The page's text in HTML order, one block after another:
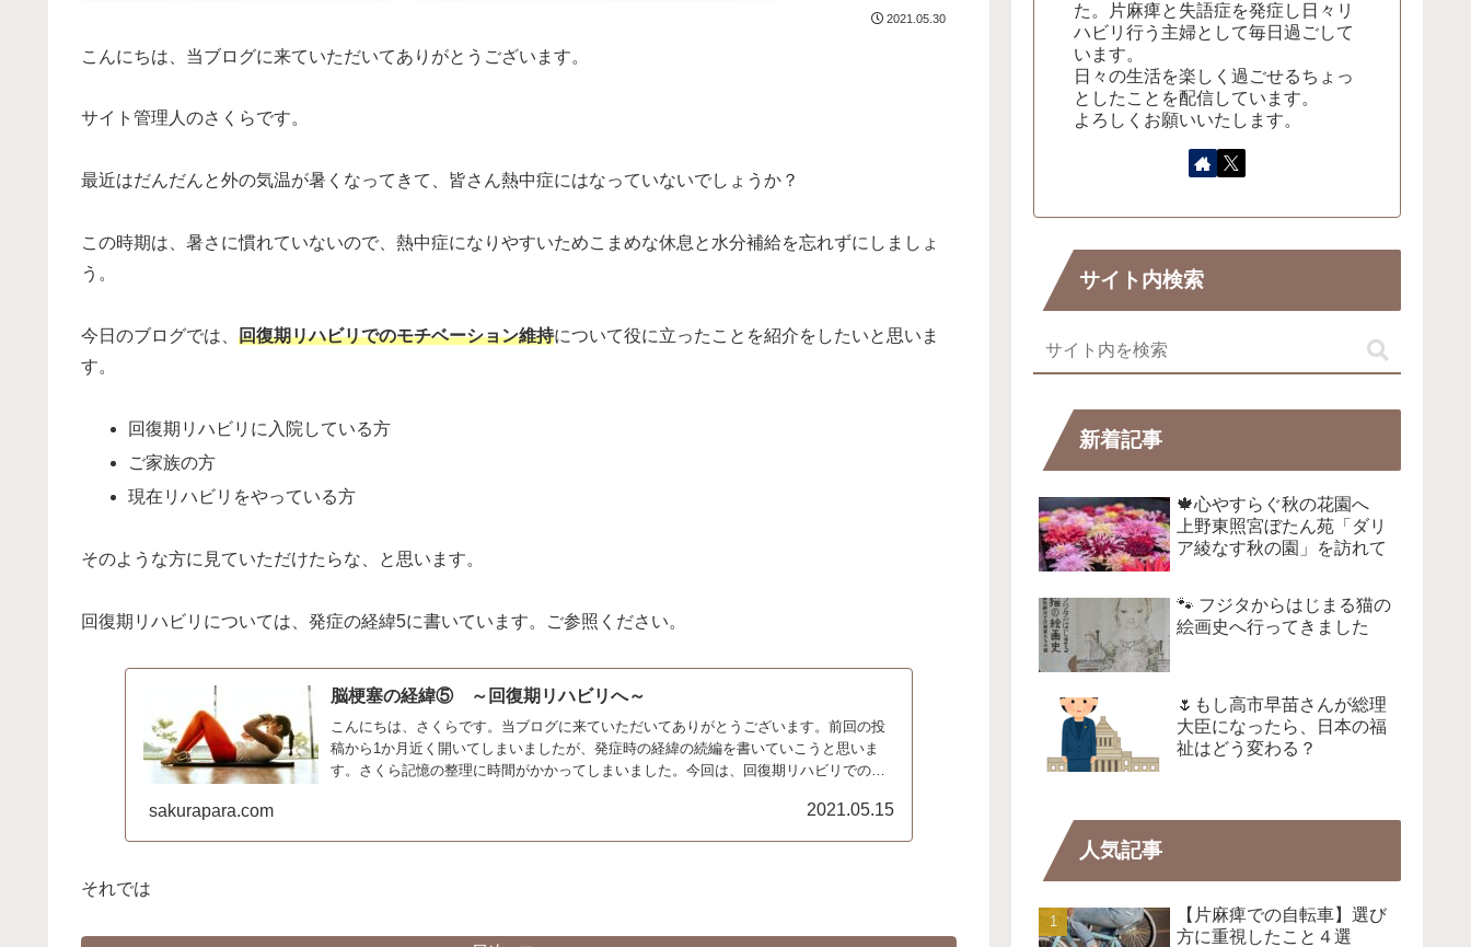
2021.05.30
こんにちは、当ブログに来ていただいてありがとうございます。
サイト管理人のさくらです。
最近はだんだんと外の気温が暑くなってきて、皆さん熱中症にはなっていないでしょうか？
この時期は、暑さに慣れていないので、熱中症になりやすいためこまめな休息と水分補給を忘れずにしましょ
う。
今日のブログでは、 回復期リハビリでのモチベーション維持について役に立ったことを紹介をしたいと思いま
す。
回復期リハビリに入院している方
ご家族の方
現在リハビリをやっている方
そのような方に見ていただけたらな、と思います。
回復期リハビリについては、発症の経緯5に書いています。ご参照ください。
脳梗塞の経緯⑤ ～回復期リハビリへ～
こんにちは、さくらです。当ブログに来ていただいてありがとうございます。前回の投
稿から1か月近く開いてしまいましたが、発症時の経緯の続編を書いていこうと思いま
す。さくら記憶の整理に時間がかかってしまいました。今回は、回復期リハビリでの出
sakurapara.com 2021.05.15
それでは
た。片麻痺と失語症を発症し日々リ
ハビリ行う主婦として毎日過ごして
います。
日々の生活を楽しく過ごせるちょっ
としたことを配信しています。
よろしくお願いいたします。
サイト内検索
新着記事
🍁心やすらぐ秋の花園へ
上野東照宮ぼたん苑「ダリ
ア綾なす秋の園」を訪れて
🐾 フジタからはじまる猫の
絵画史へ行ってきました
🌷もし高市早苗さんが総理
大臣になったら、日本の福
祉はどう変わる？
人気記事
【片麻痺での自転車】選び
方に重視したこと４選